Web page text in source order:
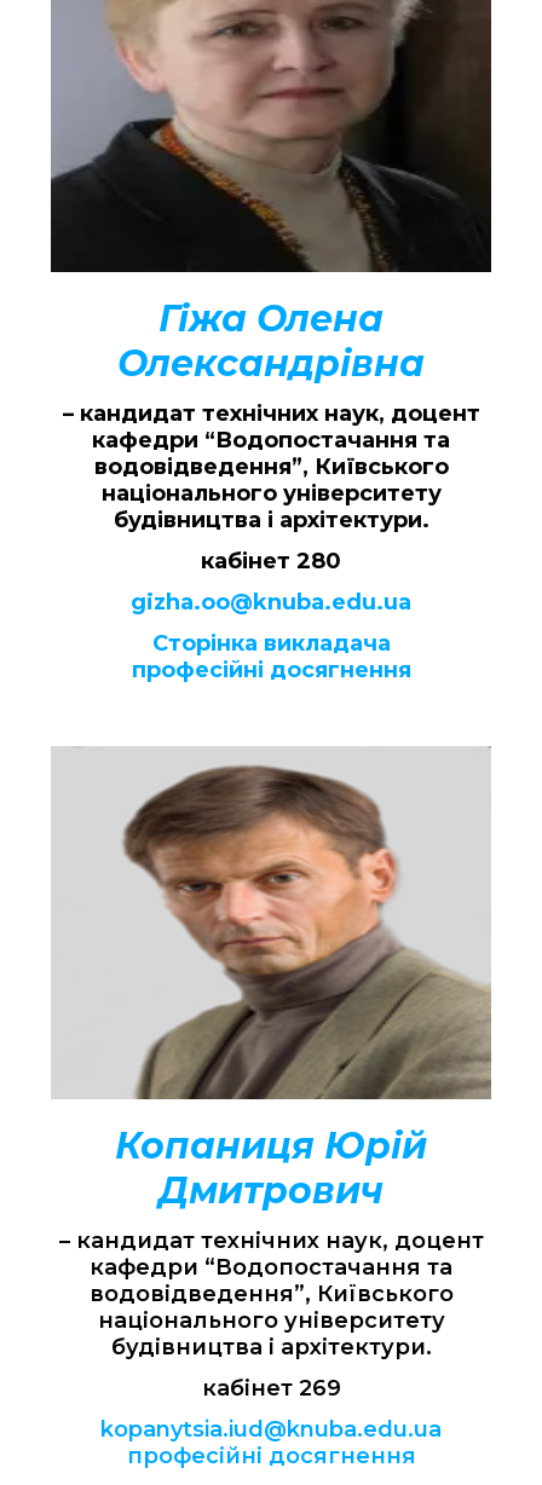
Гіжа Олена
Олександрівна
– кандидат технічних наук, доцент
кафедри “Водопостачання та
водовідведення”, Київського
національного університету
будівництва і архітектури.
кабінет 280
gizha.oo@knuba.edu.ua
Сторінка викладача
професійні досягнення
Копаниця Юрій
Дмитрович
– кандидат технічних наук, доцент
кафедри “Водопостачання та
водовідведення”, Київського
національного університету
будівництва і архітектури.
кабінет 269
kopanytsia.iud@knuba.edu.ua
професійні досягнення